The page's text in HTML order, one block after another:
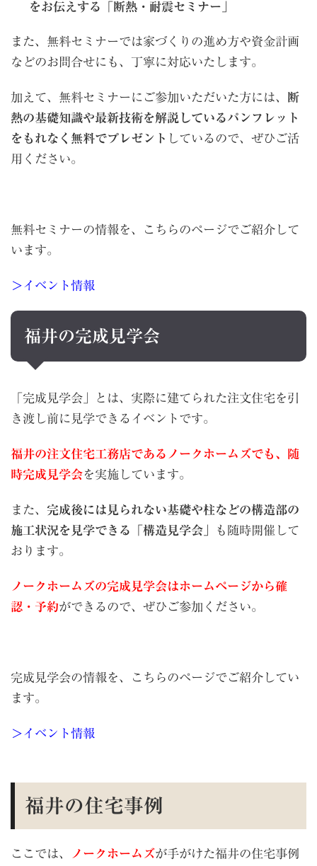
をお伝えする「断熱・耐震セミナー」
また、無料セミナーでは家づくりの進め方や資金計画
などのお問合せにも、丁寧に対応いたします。
加えて、無料セミナーにご参加いただいた方には、 断
熱の基礎知識や最新技術を解説しているパンフレット
をもれなく無料でプレゼント しているので、ぜひご活
用ください。
無料セミナーの情報を、こちらのページでご紹介して
います。
＞イベント情報
福井の完成見学会
「完成見学会」とは、実際に建てられた注文住宅を引
き渡し前に見学できるイベントです。
福井の注文住宅工務店であるノークホームズでも、随
時完成見学会を実施しています。
また、 完成後には見られない基礎や柱などの構造部の
施工状況を見学できる「構造見学会」
も随時開催して
おります。
ノークホームズの完成見学会はホームページから確
認・予約ができるので、ぜひご参加ください。
完成見学会の情報を、こちらのページでご紹介してい
ます。
＞イベント情報
福井の住宅事例
ここでは、 ノークホームズが手がけた福井の住宅事例